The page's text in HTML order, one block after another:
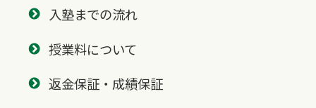
入塾までの流れ
授業料について
返金保証・成績保証